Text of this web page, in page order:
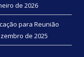
de 2026
para Reunião
de 2025